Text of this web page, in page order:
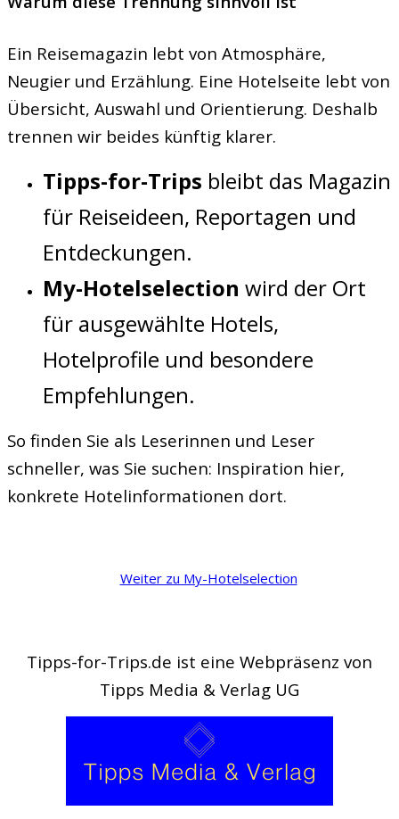
Ein Reisemagazin lebt von Atmosphäre,
Neugier und Erzählung. Eine Hotelseite lebt von
Übersicht, Auswahl und Orientierung. Deshalb
trennen wir beides künftig klarer.
Tipps-for-Trips bleibt das Magazin
für Reiseideen, Reportagen und
Entdeckungen.
My-Hotelselection wird der Ort
für ausgewählte Hotels,
Hotelprofile und besondere
Empfehlungen.
So finden Sie als Leserinnen und Leser
schneller, was Sie suchen: Inspiration hier,
konkrete Hotelinformationen dort.
Weiter zu My-Hotelselection
Tipps-for-Trips.de ist eine Webpräsenz von
Tipps Media & Verlag UG